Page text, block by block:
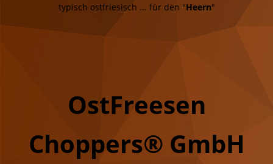
typisch ostfriesisch ... für den "Heern"
OstFreesen
Choppers® GmbH